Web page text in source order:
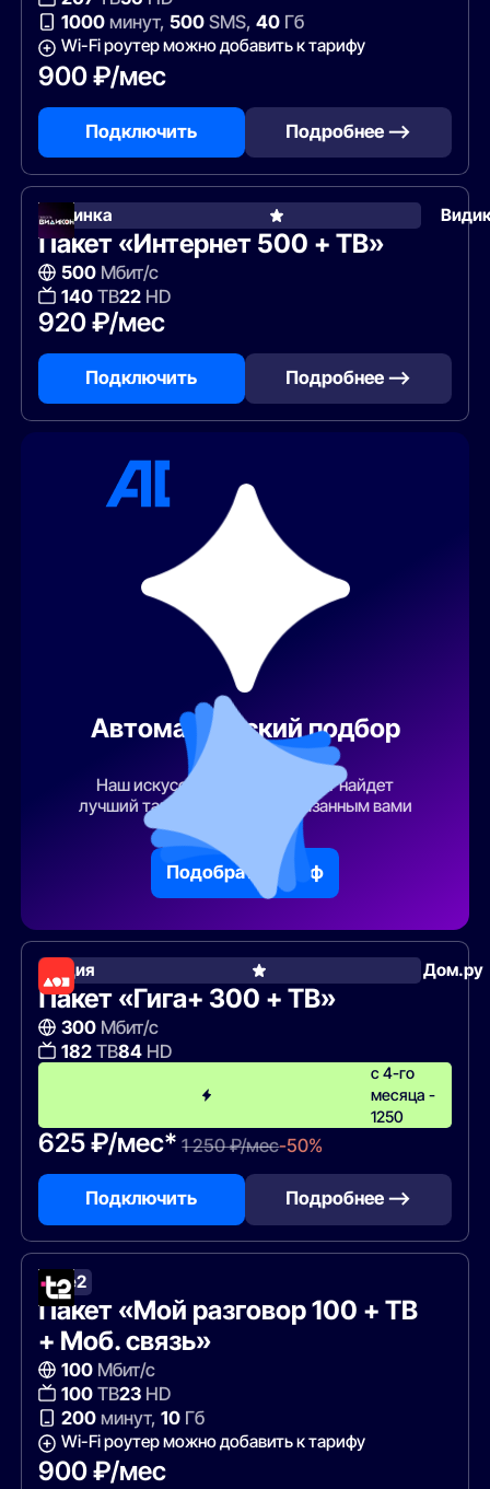
1000минут, 500SMS, 40Гб
Wi-Fi роутер можно добавить к тарифу
900 ₽/мес
Подключить Подробнее —>
Новинка
Пакет «Интернет 500 + ТВ»
500Мбит/с
140ТВ22HD
920 ₽/мес
Подключить Подробнее —>
Автоматический подбор
тарифа
Наш искусственный интеллект найдет
лучший тарифный план по указанным вами
Подобрать тариф
Акция Дом.ру
Пакет «Гига+ 300 + ТВ»
300Мбит/с
182ТВ84HD
с 4-го
месяца -
1250
625 ₽/мес* 1 250 ₽/мес-50%
Подключить Подробнее —>
Tele2
Пакет «Мой разговор 100 + ТВ
+ Моб. связь»
100Мбит/с
100ТВ23HD
200минут, 10Гб
Wi-Fi роутер можно добавить к тарифу
900 ₽/мес